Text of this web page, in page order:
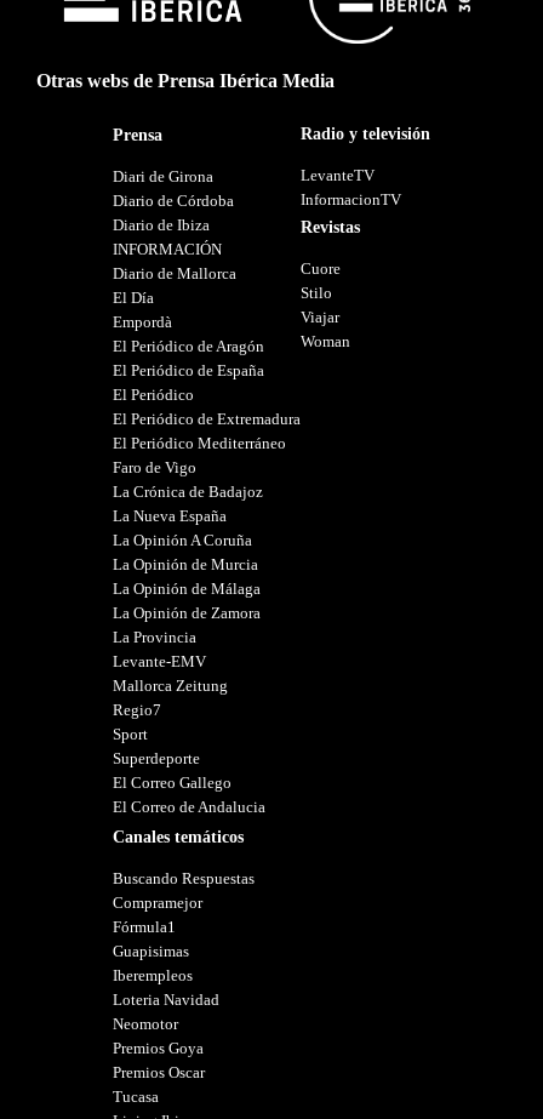
Otras webs de Prensa Ibérica Media
Prensa
Diari de Girona
Diario de Córdoba
Diario de Ibiza
INFORMACIÓN
Diario de Mallorca
El Día
Empordà
El Periódico de Aragón
El Periódico de España
El Periódico
El Periódico de Extremadura
El Periódico Mediterráneo
Faro de Vigo
La Crónica de Badajoz
La Nueva España
La Opinión A Coruña
La Opinión de Murcia
La Opinión de Málaga
La Opinión de Zamora
La Provincia
Levante-EMV
Mallorca Zeitung
Regio7
Sport
Superdeporte
El Correo Gallego
El Correo de Andalucia
Canales temáticos
Buscando Respuestas
Compramejor
Fórmula1
Guapisimas
Iberempleos
Loteria Navidad
Neomotor
Premios Goya
Premios Oscar
Tucasa
Radio y televisión
LevanteTV
InformacionTV
Revistas
Cuore
Stilo
Viajar
Woman